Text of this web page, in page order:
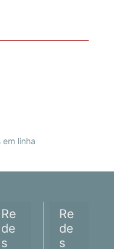
linha
Re
de
s
Re
de
s